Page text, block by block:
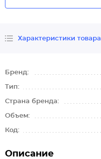
Характеристики товара
Бренд:
Тип:
Страна бренда:
Объем:
Код:
Описание